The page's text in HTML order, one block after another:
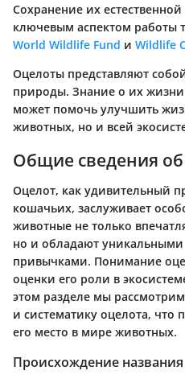
Сохранение их
ключевым аспектом работы
World Wildlife Fund и Wildlife
Оцелоты представляют
природы. Знание о их
может помочь улучшить
животных, но и всей
Общие сведения
Оцелот, как удивительный
кошачьих, заслуживает
животные не только
но и обладают
привычками. Понимание
оценки его роли в
этом разделе мы
и систематику оцелота, что
его место в мире животных.
Происхождение названия